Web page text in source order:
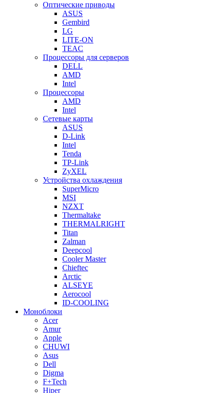
Оптические приводы
ASUS
Gembird
LG
LITE-ON
TEAC
Процессоры для серверов
DELL
AMD
Intel
Процессоры
AMD
Intel
Сетевые карты
ASUS
D-Link
Intel
Tenda
TP-Link
ZyXEL
Устройства охлаждения
SuperMicro
MSI
NZXT
Thermaltake
THERMALRIGHT
Titan
Zalman
Deepcool
Cooler Master
Chieftec
Arctic
ALSEYE
Aerocool
ID-COOLING
Моноблоки
Acer
Amur
Apple
CHUWI
Asus
Dell
Digma
F+Tech
Hiper